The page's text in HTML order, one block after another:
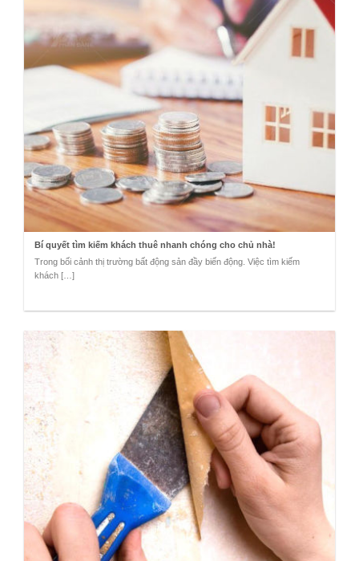
Bí quyết tìm kiếm khách thuê nhanh chóng cho chủ nhà!
Trong bối cảnh thị trường bất động sản đầy biến động. Việc tìm kiếm
khách […]